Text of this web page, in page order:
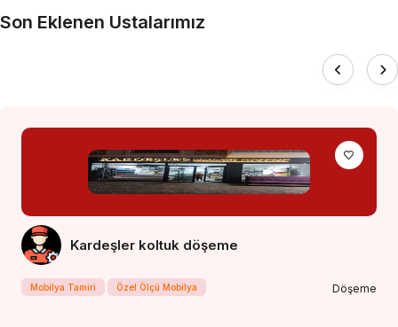
Son Eklenen Ustalarımız
Kardeşler koltuk döşeme
Mobilya Tamiri Özel Ölçü Mobilya Döşeme